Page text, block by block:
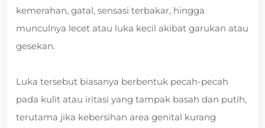
kemerahan, gatal, sensasi terbakar, hingga
munculnya lecet atau luka kecil akibat garukan atau
gesekan.
Luka tersebut biasanya berbentuk pecah-pecah
pada kulit atau iritasi yang tampak basah dan putih,
terutama jika kebersihan area genital kurang